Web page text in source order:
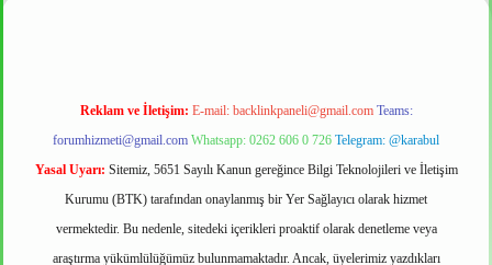
Reklam ve İletişim: E-mail: backlinkpaneli@gmail.com Teams:
forumhizmeti@gmail.com Whatsapp: 0262 606 0 726 Telegram: @karabul
Yasal Uyarı: Sitemiz, 5651 Sayılı Kanun gereğince Bilgi Teknolojileri ve İletişim
Kurumu (BTK) tarafından onaylanmış bir Yer Sağlayıcı olarak hizmet
vermektedir. Bu nedenle, sitedeki içerikleri proaktif olarak denetleme veya
araştırma yükümlülüğümüz bulunmamaktadır. Ancak, üyelerimiz yazdıkları